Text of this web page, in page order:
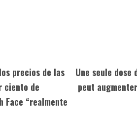
precios de las
ciento de
Face “realmente
Une seule
peut